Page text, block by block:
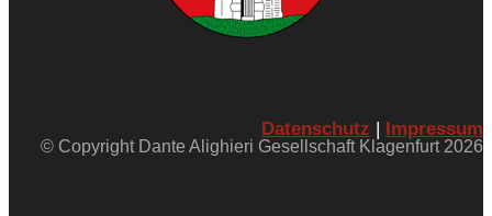
Datenschutz Impressum
© Copyright Dante Alighieri Gesellschaft Klagenfurt 2026